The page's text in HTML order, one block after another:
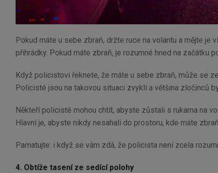
Pokud máte u sebe zbraň, držte ruce na volantu a mějte
přihrádky. Pokud máte zbraň, je rozumné hned na začátku
Když policistovi řeknete, že máte u sebe zbraň, může se
Policisté jsou na takovou situaci zvyklí a většina zločinců
Někteří policisté mohou chtít, abyste zůstali s rukama na
Hlavní je, abyste nikdy nesahali do prostoru, kde máte
Pamatujte: i když se vám zdá, že policista není zcela
4. Obtíže tasení ze sedící polohy